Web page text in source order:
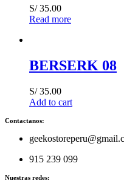
S/35.00
Read more
BERSERK 08
S/35.00
Add to cart
Contactanos:
915 239 099
Nuestras redes: